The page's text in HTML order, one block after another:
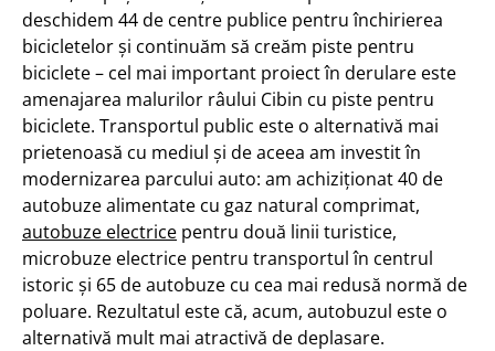
deschidem 44 de centre publice pentru închirierea
bicicletelor și continuăm să creăm piste pentru
biciclete – cel mai important proiect în derulare este
amenajarea malurilor râului Cibin cu piste pentru
biciclete. Transportul public este o alternativă mai
prietenoasă cu mediul și de aceea am investit în
modernizarea parcului auto: am achiziționat 40 de
autobuze alimentate cu gaz natural comprimat,
autobuze electrice pentru două linii turistice,
microbuze electrice pentru transportul în centrul
istoric și 65 de autobuze cu cea mai redusă normă de
poluare. Rezultatul este că, acum, autobuzul este o
alternativă mult mai atractivă de deplasare.